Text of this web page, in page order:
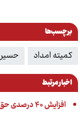
برچسب‌ها
کمیته امداد
اخبار مرتبط
افزایش ۴۰ درصدی حق پرستاری معلولان